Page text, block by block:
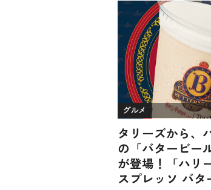
グルメ
タリーズから、
の「バタービー
が登場！「ハリ
スプレッソ バタ